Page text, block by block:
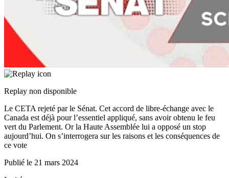
Replay non disponible
Le CETA rejeté par le Sénat. Cet accord de libre-échange avec le
Canada est déjà pour l’essentiel appliqué, sans avoir obtenu le feu
vert du Parlement. Or la Haute Assemblée lui a opposé un stop
aujourd’hui. On s’interrogera sur les raisons et les conséquences de
ce vote
Publié le 21 mars 2024